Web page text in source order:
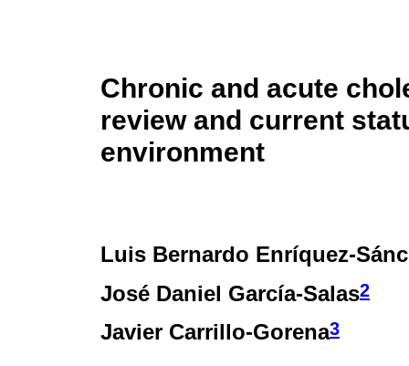
Chronic and acute
review and current
environment
Luis Bernardo Enríquez-
José Daniel García-Salas2
Javier Carrillo-Gorena3